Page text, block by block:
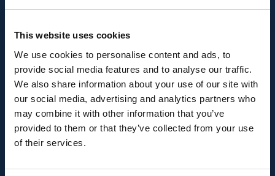
This website uses cookies
We use cookies to personalise content and ads, to
provide social media features and to analyse our traffic.
We also share information about your use of our site with
our social media, advertising and analytics partners who
may combine it with other information that you’ve
provided to them or that they’ve collected from your use
of their services.
INNOVACIÓN Y DESARROLLO DE ANDALUCÍA
IDEA